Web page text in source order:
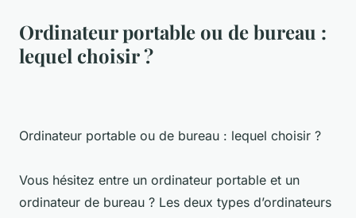
Ordinateur portable ou de bureau :
lequel choisir ?
Ordinateur portable ou de bureau : lequel choisir ?
Vous hésitez entre un ordinateur portable et un
ordinateur de bureau ? Les deux types d’ordinateurs